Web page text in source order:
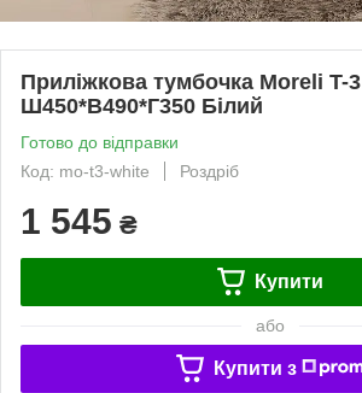
Приліжкова тумбочка Moreli T-3
Ш450*В490*Г350 Білий
Готово до відправки
Код: mo-t3-white
Роздріб
1 545 ₴
Купити
або
Купити з